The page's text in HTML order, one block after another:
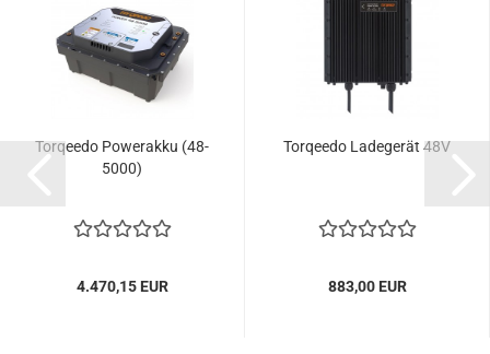
Torqeedo Powerakku (48-
5000)
4.470,15 EUR
Torqeedo Ladegerät 48V
883,00 EUR